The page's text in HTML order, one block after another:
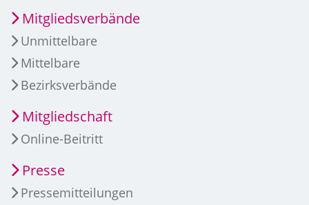
Mitgliedsverbände
Unmittelbare
Mittelbare
Bezirksverbände
Mitgliedschaft
Online-Beitritt
Presse
Pressemitteilungen